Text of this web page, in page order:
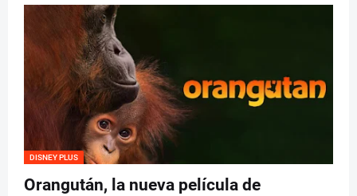
DISNEY PLUS
Orangután, la nueva película de